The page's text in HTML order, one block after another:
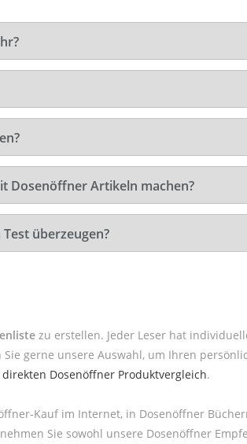
Dosenöffner Artikeln machen?
überzeugen?
zu erstellen. Jeder Leser hat
gerne unsere Auswahl, um Ihren
direkten Dosenöffner Produktvergleich.
Kauf im Internet, in Dosenöffner
Sie sowohl unsere Dosenöffner